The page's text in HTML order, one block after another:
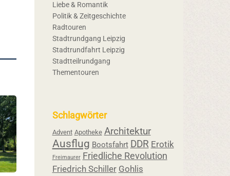
Liebe & Romantik
Politik & Zeitgeschichte
Radtouren
Stadtrundgang Leipzig
Stadtrundfahrt Leipzig
Stadtteilrundgang
Thementouren
Schlagwörter
Advent Apotheke Architektur
Ausflug Bootsfahrt DDR Erotik
Freimaurer Friedliche Revolution
Friedrich Schiller Gohlis